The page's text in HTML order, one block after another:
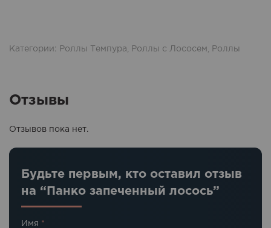
Категории: Роллы Темпура Роллы с Лососем Роллы
Отзывы
Отзывов пока нет.
Будьте первым, кто оставил отзыв
на “Панко запеченный лосось”
Имя *